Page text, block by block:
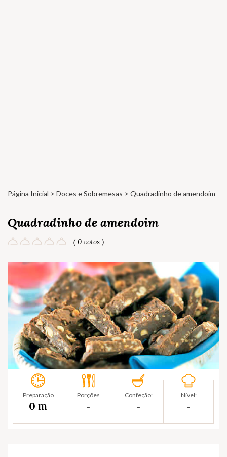
Página Inicial > Doces e Sobremesas > Quadradinho de amendoim
Quadradinho de amendoim
( 0 votos )
Preparação
0 m
Porções
‐
Confeção:
‐
Nível:
‐